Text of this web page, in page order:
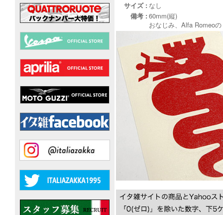
サイズ : なし
備考 : 60mm(縦)
おなじみ、Alfa Romeo